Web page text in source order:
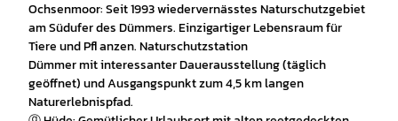
Ochsenmoor: Seit 1993 wiedervernässtes Naturschutzgebiet
am Südufer des Dümmers. Einzigartiger Lebensraum für
Tiere und Pfl anzen. Naturschutzstation
Dümmer mit interessanter Dauerausstellung (täglich
geöffnet) und Ausgangspunkt zum 4,5 km langen
Naturerlebnispfad.